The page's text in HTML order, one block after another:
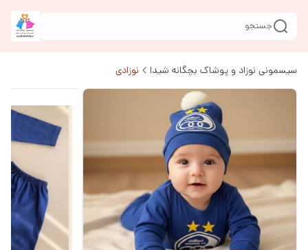
جستجو
سیسمونی نوزاد و پوشاک بچگانه شیدا نوزادی